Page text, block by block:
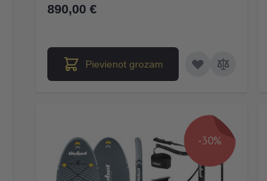
products available
products available
products available
890,00 €
Pievienot grozam
-30%